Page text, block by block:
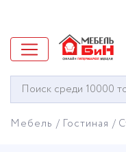
Окно
поиска
Мебель Гостиная